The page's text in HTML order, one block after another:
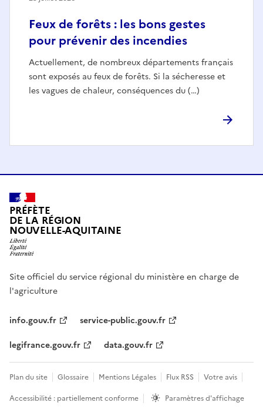
Feux de forêts : les bons gestes
pour prévenir des incendies
Actuellement, de nombreux départements français
sont exposés au feux de forêts. Si la sécheresse et
les vagues de chaleur, conséquences du (…)
PRÉFÈTE
DE LA RÉGION
NOUVELLE-AQUITAINE
Site officiel du service régional du ministère en charge de
l'agriculture
info.gouv.fr
service-public.gouv.fr
legifrance.gouv.fr
data.gouv.fr
Plan du site Glossaire Mentions Légales Flux RSS
Votre avis
Accessibilité : partiellement conforme
Paramètres d'affichage